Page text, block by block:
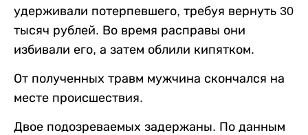
удерживали потерпевшего, требуя вернуть 30
тысяч рублей. Во время расправы они
избивали его, а затем облили кипятком.
От полученных травм мужчина скончался на
месте происшествия.
Двое подозреваемых задержаны. По данным